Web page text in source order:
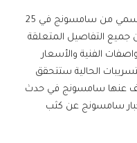
الخطوة التالية المتوقعة هي الإعلان الرسمي من سامسونج في 25
جميع التفاصيل المتعلقة
الفنية والأسعار
الحالية ستتحقق
عنها سامسونج في حدث
سامسونج عن كثب